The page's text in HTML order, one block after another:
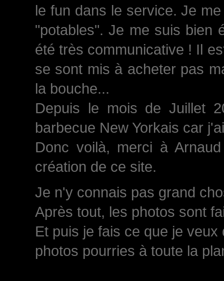
le fun dans le service. Je
"potables". Je me suis bien
été très communicative ! Il
se sont mis à acheter pas
la bouche...
Depuis le mois de Juillet
barbecue New Yorkais car
Donc voilà, merci à
création de ce site.
Je n'y connais pas grand
Après tout, les photos sont
Et puis je fais ce que je
photos pourries à toute la